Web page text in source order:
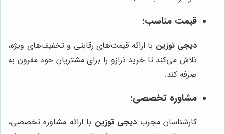
قیمت مناسب:
دیجی توزین با ارائه قیمت‌های رقابتی و تخفیف‌های ویژه،
تلاش می‌کند تا خرید ترازو را برای مشتریان خود مقرون به
صرفه کند.
مشاوره تخصصی:
کارشناسان مجرب دیجی توزین با ارائه مشاوره تخصصی،